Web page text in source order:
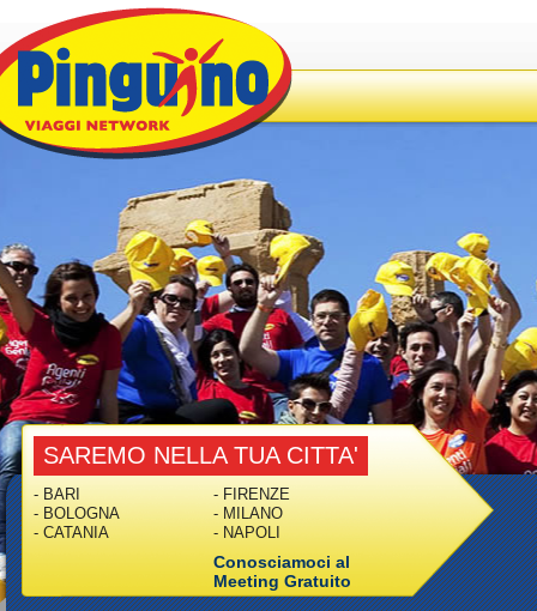
SAREMO NELLA TUA CITTA'
- BARI
- BOLOGNA
- CATANIA
- FIRENZE
- MILANO
- NAPOLI
Conosciamoci al
Meeting Gratuito